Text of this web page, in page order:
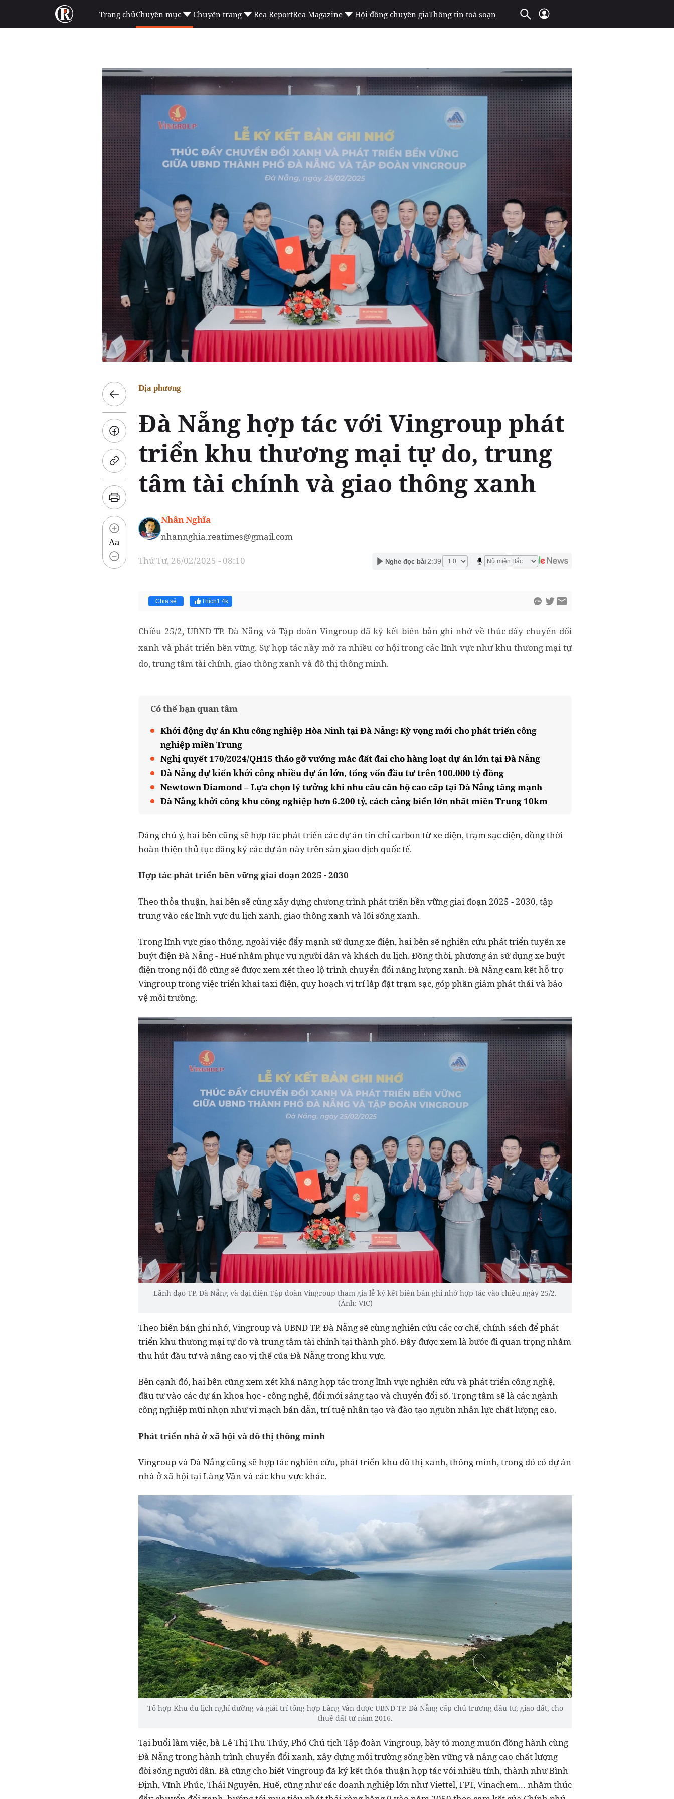
Trang chủChuyên mục Chuyên trang Rea ReportRea Magazine Hội đồng chuyên giaThông tin toà soạn
Aa
Địa phương
Đà Nẵng hợp tác với Vingroup phát
triển khu thương mại tự do, trung
tâm tài chính và giao thông xanh
Nhân Nghĩa
nhannghia.reatimes@gmail.com
Thứ Tư, 26/02/2025 - 08:10 Nghe đọc bài 2:39
Chia sẻ Thích1.4k
Chiều 25/2, UBND TP. Đà Nẵng và Tập đoàn Vingroup đã ký kết biên bản ghi nhớ về thúc đẩy chuyển đổi
xanh và phát triển bền vững. Sự hợp tác này mở ra nhiều cơ hội trong các lĩnh vực như khu thương mại tự
do, trung tâm tài chính, giao thông xanh và đô thị thông minh.
Có thể bạn quan tâm
Khởi động dự án Khu công nghiệp Hòa Ninh tại Đà Nẵng: Kỳ vọng mới cho phát triển công
nghiệp miền Trung
Nghị quyết 170/2024/QH15 tháo gỡ vướng mắc đất đai cho hàng loạt dự án lớn tại Đà Nẵng
Đà Nẵng dự kiến khởi công nhiều dự án lớn, tổng vốn đầu tư trên 100.000 tỷ đồng
Newtown Diamond – Lựa chọn lý tưởng khi nhu cầu căn hộ cao cấp tại Đà Nẵng tăng mạnh
Đà Nẵng khởi công khu công nghiệp hơn 6.200 tỷ, cách cảng biển lớn nhất miền Trung 10km
Đáng chú ý, hai bên cũng sẽ hợp tác phát triển các dự án tín chỉ carbon từ xe điện, trạm sạc điện, đồng thời
hoàn thiện thủ tục đăng ký các dự án này trên sàn giao dịch quốc tế.
Hợp tác phát triển bền vững giai đoạn 2025 - 2030
Theo thỏa thuận, hai bên sẽ cùng xây dựng chương trình phát triển bền vững giai đoạn 2025 - 2030, tập
trung vào các lĩnh vực du lịch xanh, giao thông xanh và lối sống xanh.
Trong lĩnh vực giao thông, ngoài việc đẩy mạnh sử dụng xe điện, hai bên sẽ nghiên cứu phát triển tuyến xe
buýt điện Đà Nẵng - Huế nhằm phục vụ người dân và khách du lịch. Đồng thời, phương án sử dụng xe buýt
điện trong nội đô cũng sẽ được xem xét theo lộ trình chuyển đổi năng lượng xanh. Đà Nẵng cam kết hỗ trợ
Vingroup trong việc triển khai taxi điện, quy hoạch vị trí lắp đặt trạm sạc, góp phần giảm phát thải và bảo
vệ môi trường.
Lãnh đạo TP. Đà Nẵng và đại diện Tập đoàn Vingroup tham gia lễ ký kết biên bản ghi nhớ hợp tác vào chiều ngày 25/2.
(Ảnh: VIC)
Theo biên bản ghi nhớ, Vingroup và UBND TP. Đà Nẵng sẽ cùng nghiên cứu các cơ chế, chính sách để phát
triển khu thương mại tự do và trung tâm tài chính tại thành phố. Đây được xem là bước đi quan trọng nhằm
thu hút đầu tư và nâng cao vị thế của Đà Nẵng trong khu vực.
Bên cạnh đó, hai bên cũng xem xét khả năng hợp tác trong lĩnh vực nghiên cứu và phát triển công nghệ,
đầu tư vào các dự án khoa học - công nghệ, đổi mới sáng tạo và chuyển đổi số. Trọng tâm sẽ là các ngành
công nghiệp mũi nhọn như vi mạch bán dẫn, trí tuệ nhân tạo và đào tạo nguồn nhân lực chất lượng cao.
Phát triển nhà ở xã hội và đô thị thông minh
Vingroup và Đà Nẵng cũng sẽ hợp tác nghiên cứu, phát triển khu đô thị xanh, thông minh, trong đó có dự án
nhà ở xã hội tại Làng Vân và các khu vực khác.
Tổ hợp Khu du lịch nghỉ dưỡng và giải trí tổng hợp Làng Vân được UBND TP. Đà Nẵng cấp chủ trương đầu tư, giao đất, cho
thuê đất từ năm 2016.
Tại buổi làm việc, bà Lê Thị Thu Thủy, Phó Chủ tịch Tập đoàn Vingroup, bày tỏ mong muốn đồng hành cùng
Đà Nẵng trong hành trình chuyển đổi xanh, xây dựng môi trường sống bền vững và nâng cao chất lượng
đời sống người dân. Bà cũng cho biết Vingroup đã ký kết thỏa thuận hợp tác với nhiều tỉnh, thành như Bình
Định, Vĩnh Phúc, Thái Nguyên, Huế, cũng như các doanh nghiệp lớn như Viettel, FPT, Vinachem… nhằm thúc